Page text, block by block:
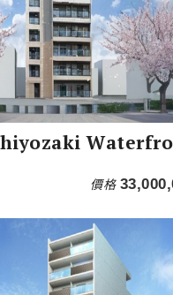
價格